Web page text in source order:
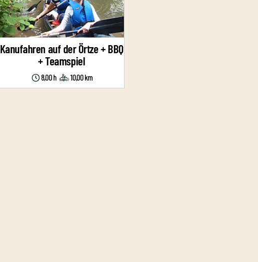
Kanufahren auf der Örtze + BBQ
+ Teamspiel
8,00 h 10,00 km